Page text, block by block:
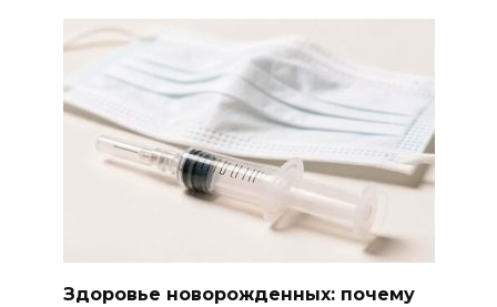
Здоровье новорожденных: почему